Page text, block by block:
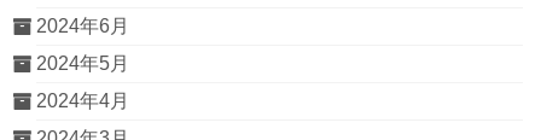
2024年6月
2024年5月
2024年4月